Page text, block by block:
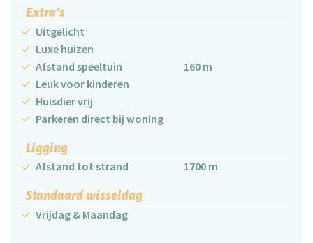
Extra's
Uitgelicht
Luxe huizen
Afstand speeltuin
160 m
Leuk voor kinderen
Huisdier vrij
Parkeren direct bij woning
Ligging
Afstand tot strand 1700 m
Standaard wisseldag
Vrijdag & Maandag